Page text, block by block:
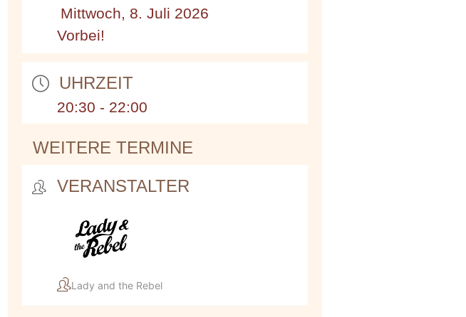
Mittwoch, 8. Juli 2026
Vorbei!
UHRZEIT
20:30 - 22:00
WEITERE TERMINE
VERANSTALTER
Lady and the Rebel